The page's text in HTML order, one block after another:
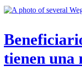
tienen una